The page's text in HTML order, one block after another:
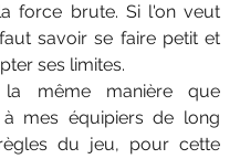
force brute. Si l'on veut
savoir se faire petit et
ses limites.
même manière que
à mes équipiers de long
du jeu, pour cette